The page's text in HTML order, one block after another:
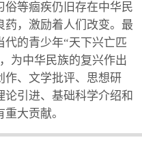
俗等痼疾仍旧存在中华民
，激励着人们改变。最
的青少年“天下兴亡匹
为中华民族的复兴作出
作、文学批评、思想研
引进、基础科学介绍和
大贡献。